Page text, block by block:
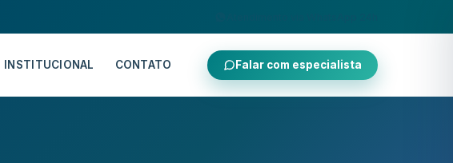
INSTITUCIONAL CONTATO Falar com especialista